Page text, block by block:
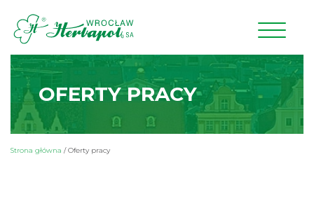
OFERTY PRACY
Strona główna /Oferty pracy